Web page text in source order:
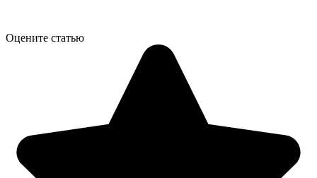
Оцените статью